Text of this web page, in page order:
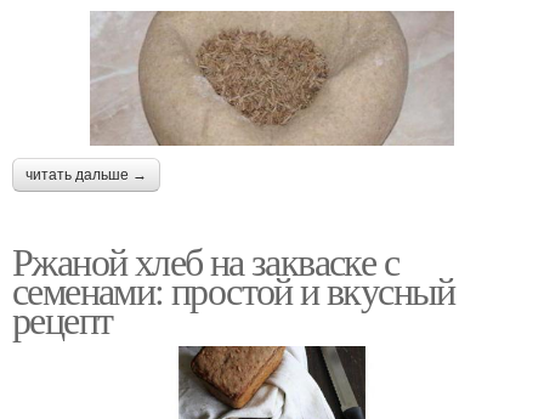
читать дальше →
Ржаной хлеб на закваске с
семенами: простой и вкусный
рецепт